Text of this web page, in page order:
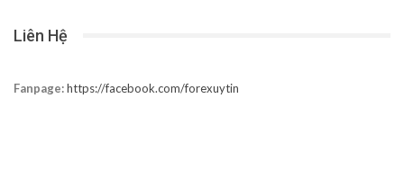
Liên Hệ
Fanpage:https://facebook.com/forexuytin